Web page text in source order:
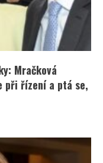
Mračková
při řízení a ptá se,